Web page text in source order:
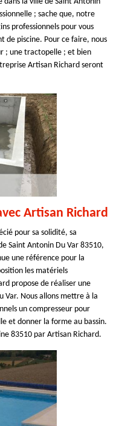
; sache que, notre
professionnels pour vous
de piscine. Pour ce faire, nous
; une tractopelle ; et bien
Artisan Richard seront
Artisan Richard
pour sa solidité, sa
Saint Antonin Du Var 83510,
une référence pour la
les matériels
propose de réaliser une
Var. Nous allons mettre à la
un compresseur pour
et donner la forme au bassin.
83510 par Artisan Richard.